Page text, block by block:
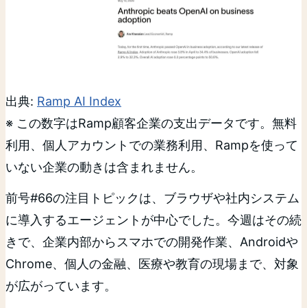
出典: Ramp AI Index
※ この数字はRamp顧客企業の支出データです。無料
利用、個人アカウントでの業務利用、Rampを使って
いない企業の動きは含まれません。
前号#66の注目トピックは、ブラウザや社内システム
に導入するエージェントが中心でした。今週はその続
きで、企業内部からスマホでの開発作業、Androidや
Chrome、個人の金融、医療や教育の現場まで、対象
が広がっています。